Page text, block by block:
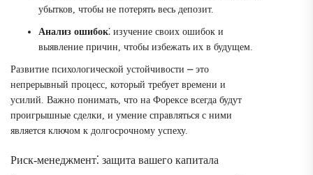
убытков, чтобы не потерять весь депозит.
Анализ ошибок⁚ изучение своих ошибок и
выявление причин, чтобы избежать их в будущем.
Развитие психологической устойчивости ⎼ это
непрерывный процесс, который требует времени и
усилий. Важно понимать, что на Форексе всегда будут
проигрышные сделки, и умение справляться с ними
является ключом к долгосрочному успеху.
Риск-менеджмент⁚ защита вашего капитала